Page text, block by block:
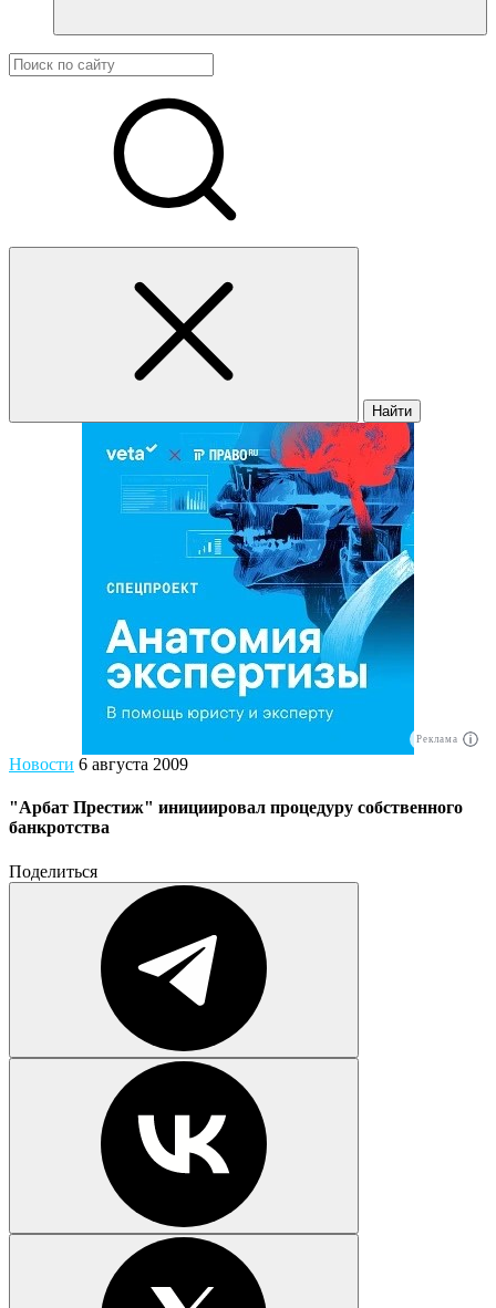
Найти
Реклама
Новости 6 августа 2009
"Арбат Престиж" инициировал процедуру собственного
банкротства
Поделиться